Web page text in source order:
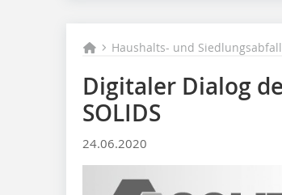
Haushalts- und
Digitaler Dialog
SOLIDS
24.06.2020